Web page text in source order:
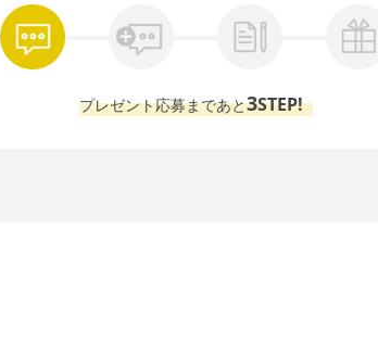
プレゼント応募まであと3STEP!